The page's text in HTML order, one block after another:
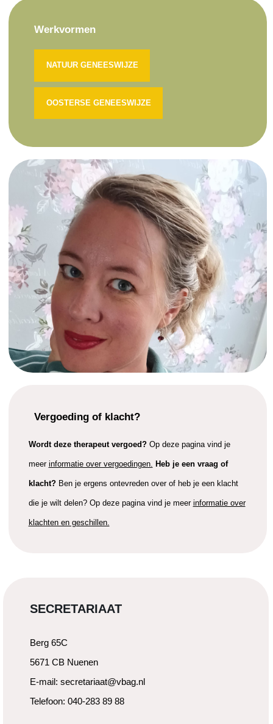
Werkvormen
NATUUR GENEESWIJZE
OOSTERSE GENEESWIJZE
Vergoeding of klacht?
Wordt deze therapeut vergoed?Op deze pagina vind je
meer informatie over vergoedingen. Heb je een vraag of
klacht? Ben je ergens ontevreden over of heb je een klacht
die je wilt delen? Op deze pagina vind je meer informatie over
klachten en geschillen.
SECRETARIAAT
Berg 65C
5671 CB Nuenen
E-mail: secretariaat@vbag.nl
Telefoon: 040-283 89 88